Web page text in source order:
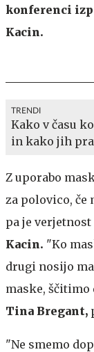
konferenci
Kacin.
TRENDI
Kako v času
in kako jih
Z uporabo
za polovico, če
pa je
Kacin. "Ko
drugi nosijo
maske, ščitimo
Tina Bregant,
"Ne smemo